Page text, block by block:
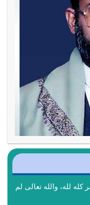
لله، والله تعالى لم